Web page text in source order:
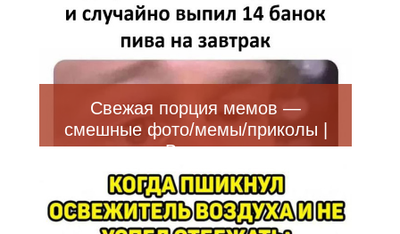
Свежая порция мемов —
смешные фото/мемы/приколы |
Bugaga